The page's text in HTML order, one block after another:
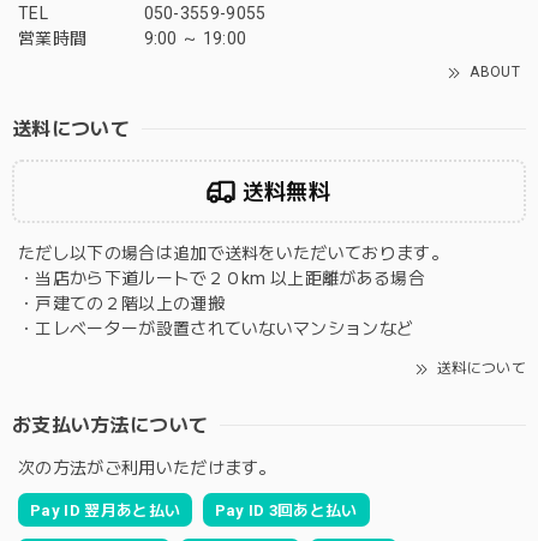
TEL
050-3559-9055
営業時間
9:00 ～ 19:00
ABOUT
送料について
送料無料
ただし以下の場合は追加で送料をいただいております。
・当店から下道ルートで２０km 以上距離がある場合
・戸建ての２階以上の運搬
・エレベーターが設置されていないマンションなど
送料について
お支払い方法について
次の方法がご利用いただけます。
Pay ID 翌月あと払い Pay ID 3回あと払い